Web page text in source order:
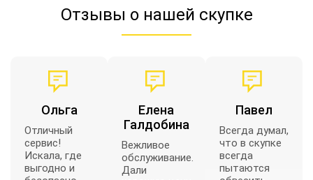
Отзывы о нашей скупке
Ольга
Отличный
сервис!
Искала, где
выгодно и
Елена
Галдобина
Вежливое
обслуживание.
Дали
Павел
Всегда думал,
что в скупке
всегда
пытаются